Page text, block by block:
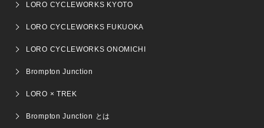
LORO CYCLEWORKS KYOTO
LORO CYCLEWORKS FUKUOKA
LORO CYCLEWORKS ONOMICHI
Brompton Junction
LORO × TREK
Brompton Junction とは